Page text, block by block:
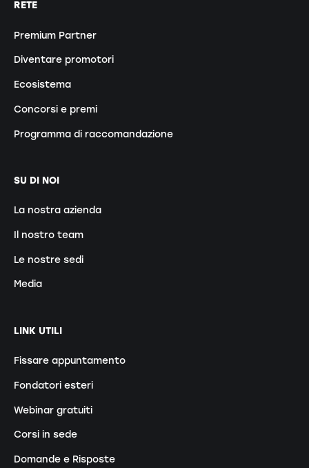
RETE
Premium Partner
Diventare promotori
Ecosistema
Concorsi e premi
Programma di raccomandazione
SU DI NOI
La nostra azienda
Il nostro team
Le nostre sedi
Media
LINK UTILI
Fissare appuntamento
Fondatori esteri
Webinar gratuiti
Corsi in sede
Domande e Risposte